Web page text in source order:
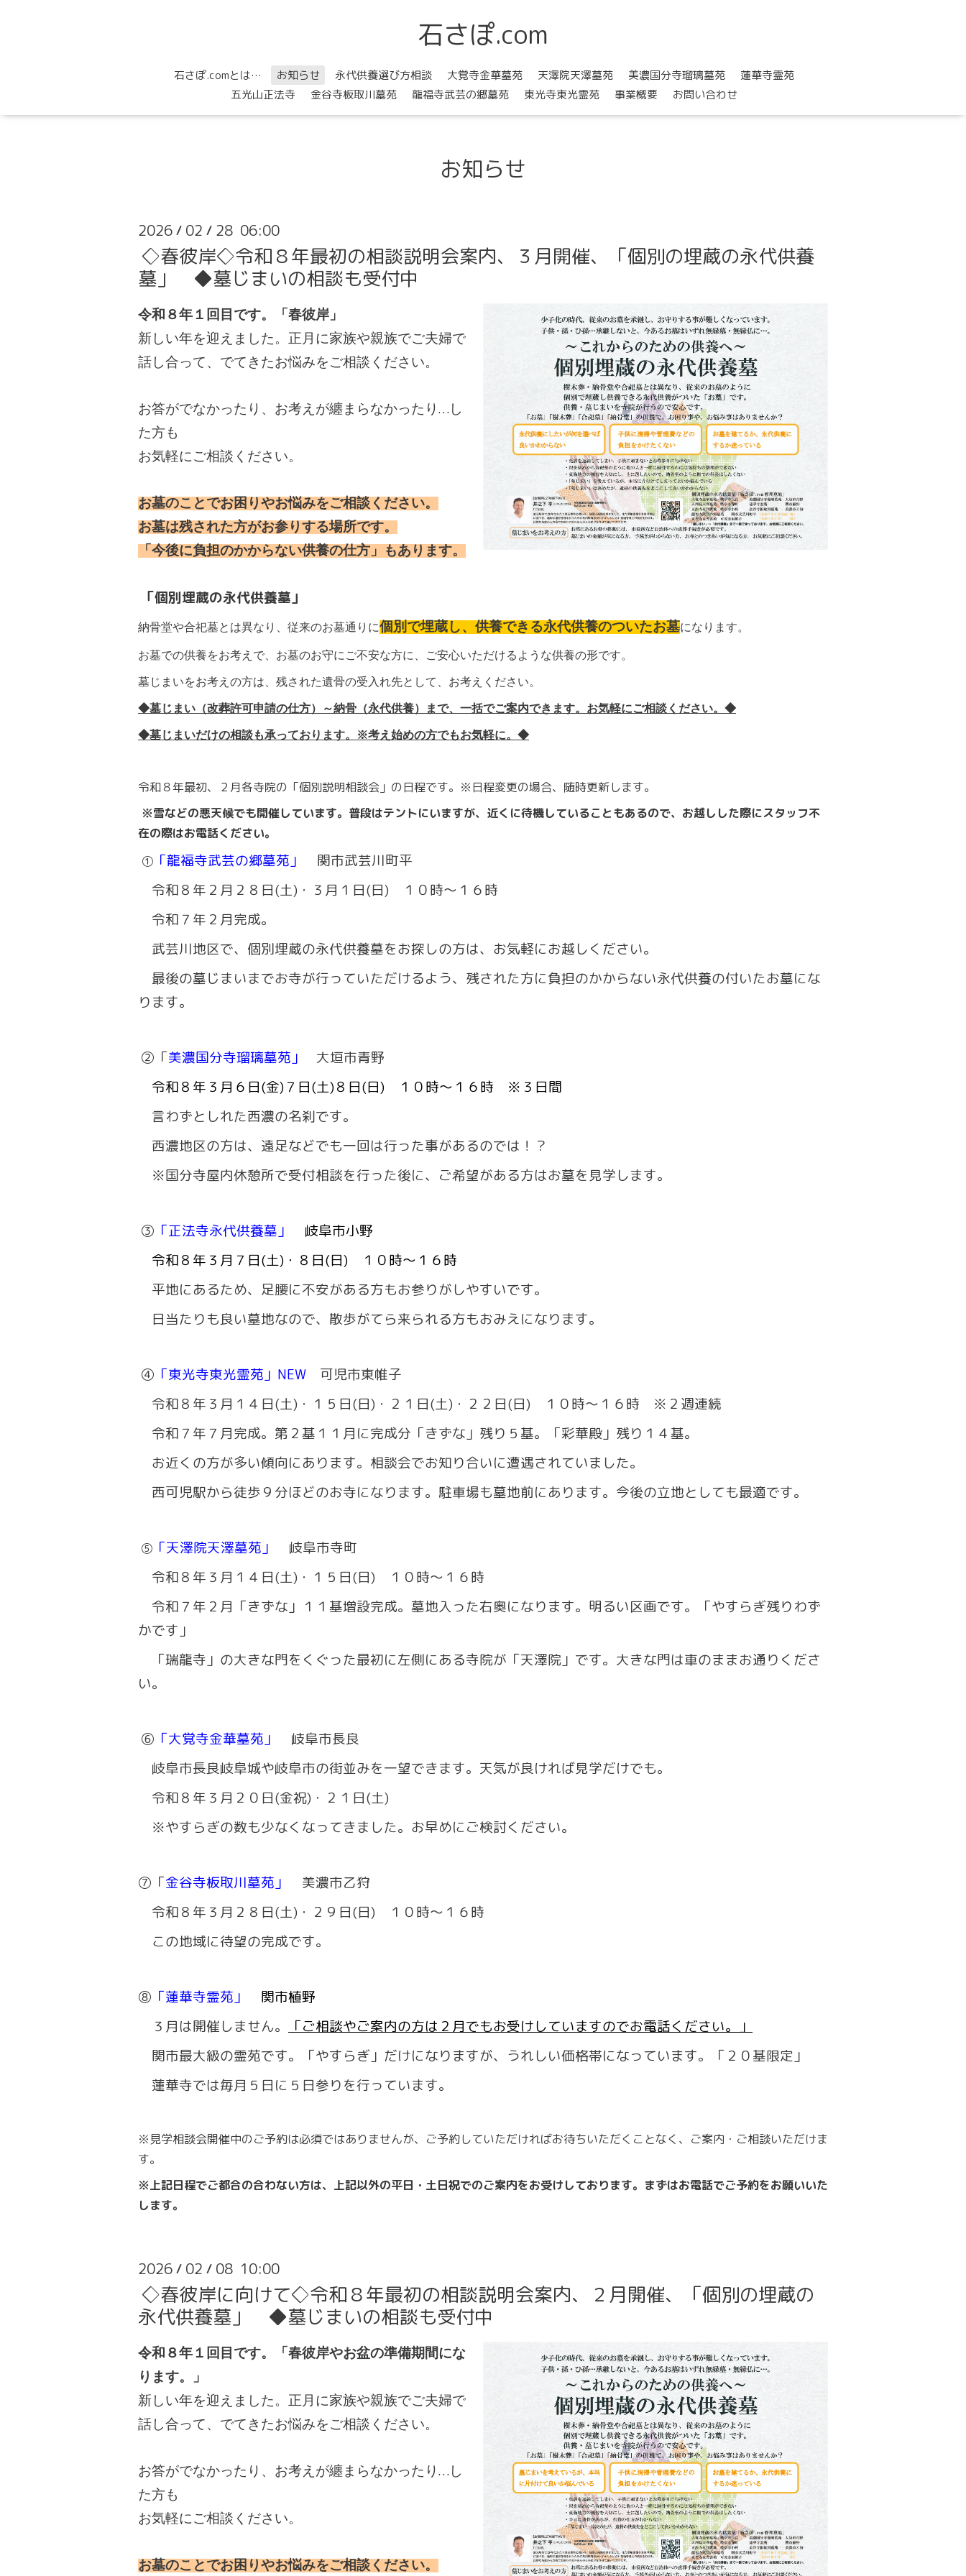
石さぽ.com
石さぽ.comとは… お知らせ 永代供養選び方相談 大覚寺金華墓苑 天澤院天澤墓苑 美濃国分寺瑠璃墓苑
蓮華寺霊苑
五光山正法寺
金谷寺板取川墓苑 龍福寺武芸の郷墓苑 東光寺東光霊苑 事業概要 お問い合わせ
お知らせ
2026 / 02 / 28 06:00
◇春彼岸◇令和８年最初の相談説明会案内、３月開催、「個別の埋蔵の永代供養
墓」 ◆墓じまいの相談も受付中
令和８年１回目です。「春彼岸」
新しい年を迎えました。正月に家族や親族でご夫婦で
話し合って、でてきたお悩みをご相談ください。
お答がでなかったり、お考えが纏まらなかったり…し
た方も
お気軽にご相談ください。
お墓のことでお困りやお悩みをご相談ください。
お墓は残された方がお参りする場所です。
「今後に負担のかからない供養の仕方」もあります。
「個別埋蔵の永代供養墓」
納骨堂や合祀墓とは異なり、従来のお墓通りに個別で埋蔵し、供養できる永代供養のついたお墓になります。
お墓での供養をお考えで、お墓のお守にご不安な方に、ご安心いただけるような供養の形です。
墓じまいをお考えの方は、残された遺骨の受入れ先として、お考えください。
◆墓じまい（改葬許可申請の仕方）～納骨（永代供養）まで、一括でご案内できます。お気軽にご相談ください。◆
◆墓じまいだけの相談も承っております。※考え始めの方でもお気軽に。◆
令和８年最初、２月各寺院の「個別説明相談会」の日程です。※日程変更の場合、随時更新します。
※雪などの悪天候でも開催しています。普段はテントにいますが、近くに待機していることもあるので、お越しした際にスタッフ不
在の際はお電話ください。
① 「龍福寺武芸の郷墓苑」
関市武芸川町平
令和８年２月２８日(土)・３月１日(日) １０時～１６時
令和７年２月完成。
武芸川地区で、個別埋蔵の永代供養墓をお探しの方は、お気軽にお越しください。
最後の墓じまいまでお寺が行っていただけるよう、残された方に負担のかからない永代供養の付いたお墓にな
ります。
② 「美濃国分寺瑠璃墓苑」
大垣市青野
令和８年３月６日(金)７日(土)８日(日) １０時～１６時 ※３日間
言わずとしれた西濃の名刹です。
西濃地区の方は、遠足などでも一回は行った事があるのでは！？
※国分寺屋内休憩所で受付相談を行った後に、ご希望がある方はお墓を見学します。
③ 「正法寺永代供養墓」
岐阜市小野
令和８年３月７日(土)・８日(日) １０時～１６時
平地にあるため、足腰に不安がある方もお参りがしやすいです。
日当たりも良い墓地なので、散歩がてら来られる方もおみえになります。
④ 「東光寺東光霊苑」NEW
可児市東帷子
令和８年３月１４日(土)・１５日(日)・２１日(土)・２２日(日) １０時～１６時 ※２週連続
令和７年７月完成。第２基１１月に完成分「きずな」残り５基。「彩華殿」残り１４基。
お近くの方が多い傾向にあります。相談会でお知り合いに遭遇されていました。
西可児駅から徒歩９分ほどのお寺になります。駐車場も墓地前にあります。今後の立地としても最適です。
⑤ 「天澤院天澤墓苑」
岐阜市寺町
令和８年３月１４日(土)・１５日(日) １０時～１６時
令和７年２月「きずな」１１基増設完成。墓地入った右奥になります。明るい区画です。「やすらぎ残りわず
かです」
「瑞龍寺」の大きな門をくぐった最初に左側にある寺院が「天澤院」です。大きな門は車のままお通りくださ
い。
⑥ 「大覚寺金華墓苑」
岐阜市長良
岐阜市長良岐阜城や岐阜市の街並みを一望できます。天気が良ければ見学だけでも。
令和８年３月２０日(金祝)・２１日(土)
※やすらぎの数も少なくなってきました。お早めにご検討ください。
⑦「金谷寺板取川墓苑」
美濃市乙狩
令和８年３月２８日(土)・２９日(日) １０時～１６時
この地域に待望の完成です。
⑧ 「蓮華寺霊苑」
関市植野
３月は開催しません。
「ご相談やご案内の方は２月でもお受けしていますのでお電話ください。」
関市最大級の霊苑です。「やすらぎ」だけになりますが、うれしい価格帯になっています。「２０基限定」
蓮華寺では毎月５日に５日参りを行っています。
※見学相談会開催中のご予約は必須ではありませんが、ご予約していただければお待ちいただくことなく、ご案内・ご相談いただけま
す。
※上記日程でご都合の合わない方は、上記以外の平日・土日祝でのご案内をお受けしております。まずはお電話でご予約をお願いいた
します。
2026 / 02 / 08 10:00
◇春彼岸に向けて◇令和８年最初の相談説明会案内、２月開催、「個別の埋蔵の
永代供養墓」 ◆墓じまいの相談も受付中
令和８年１回目です。「春彼岸やお盆の準備期間にな
ります。」
新しい年を迎えました。正月に家族や親族でご夫婦で
話し合って、でてきたお悩みをご相談ください。
お答がでなかったり、お考えが纏まらなかったり…し
た方も
お気軽にご相談ください。
お墓のことでお困りやお悩みをご相談ください。